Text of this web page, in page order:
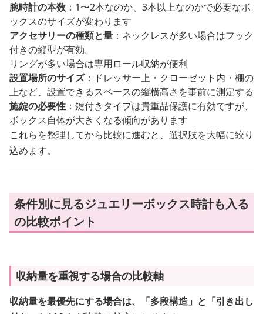
腕時計の本数 ：1〜2本なのか、3本以上なのかで必要なボ
ックスのサイズが変わります
アクセサリーの種類と量 ：ネックレスが多い場合はフック
付きの縦型が有効。
リングが多い場合は専用ロール収納が便利
設置場所のサイズ：ドレッサー上・クローゼット内・棚の
上など、設置できるスペースの縦横高さを事前に測定する
施錠の必要性 ：鍵付きタイプは貴重品保護に有効ですが、
ボックス自体が大きくなる傾向があります
これらを整理してから比較に進むと、選択肢を大幅に絞り
込めます。
条件別に見るジュエリーボックス時計も入る
の比較ポイント
収納量を重視する場合の比較軸
収納量を最優先にする場合は、「多段構造」と「引き出し